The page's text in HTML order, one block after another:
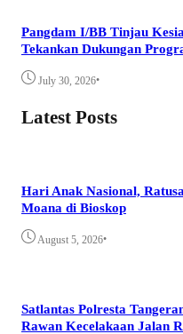
Pangdam I/BB Tinjau
Tekankan Dukungan
July 30, 2026•
Latest Posts
Hari Anak Nasional,
Moana di Bioskop
August 5, 2026•
Satlantas Polresta
Rawan Kecelakaan Jalan